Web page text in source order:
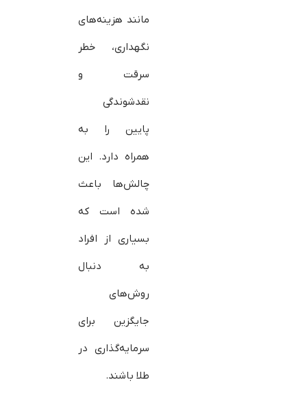
مانند هزینه‌های
نگهداری، خطر
سرقت و
نقدشوندگی
پایین را به
همراه دارد. این
چالش‌ها باعث
شده است که
بسیاری از افراد
به دنبال
روش‌های
جایگزین برای
سرمایه‌گذاری در
طلا باشند.